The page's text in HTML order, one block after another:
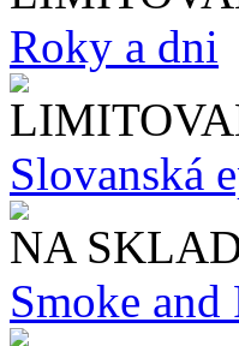
Roky a dni
Slo​vanská
NA
Smoke and